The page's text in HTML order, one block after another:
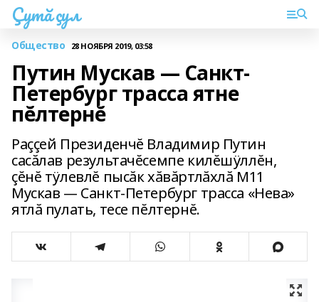
Çутă çул
Общество 28 НОЯБРЯ 2019, 03:58
Путин Мускав — Санкт-
Петербург трасса ятне
пĕлтернĕ
Раççей Президенчĕ Владимир Путин
сасăлав результачĕсемпе килĕшÿллĕн,
çĕнĕ тÿлевлĕ пысăк хăвăртлăхлă М11
Мускав — Санкт-Петербург трасса «Нева»
ятлă пулать, тесе пĕлтернĕ.